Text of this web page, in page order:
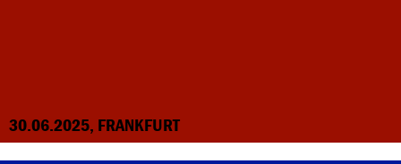
30.06.2025, FRANKFURT